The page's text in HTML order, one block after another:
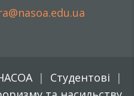
Студентові